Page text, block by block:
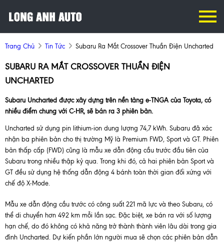
Trang Chủ Tin Tức Subaru Ra Mắt Crossover Thuần Điện Uncharted
SUBARU RA MẮT CROSSOVER THUẦN ĐIỆN
UNCHARTED
Subaru Uncharted được xây dựng trên nền tảng e-TNGA của Toyota, có
nhiều điểm chung với C-HR, sẽ bán ra 3 phiên bản.
Uncharted sử dụng pin lithium-ion dung lượng 74,7 kWh. Subaru đã xác
nhận ba phiên bản cho thị trường Mỹ là Premium FWD, Sport và GT. Phiên
bản thấp cấp (FWD) cũng là mẫu xe dẫn động cầu trước đầu tiên của
Subaru trong nhiều thập kỷ qua. Trong khi đó, cả hai phiên bản Sport và
GT đều sử dụng hệ thống dẫn động 4 bánh toàn thời gian đối xứng với
chế độ X-Mode.
Mẫu xe dẫn động cầu trước có công suất 221 mã lực và theo Subaru, có
thể di chuyển hơn 492 km mỗi lần sạc. Đặc biệt, xe bán ra với số lượng
hạn chế, do đó không có khả năng trở thành thành viên lâu dài trong gia
đình Uncharted. Dự kiến phần lớn người mua sẽ chọn các phiên bản dẫn